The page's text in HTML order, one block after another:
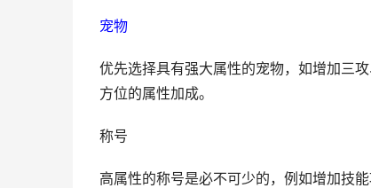
宠物
优先选择具有强大属性的宠物，如增加三
方位的属性加成。
称号
高属性的称号是必不可少的，例如增加技